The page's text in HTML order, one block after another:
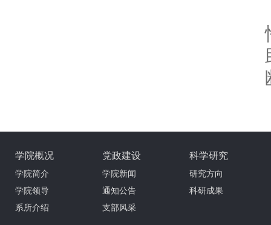
学院概况
学院简介
学院领导
系所介绍
党政建设
学院新闻
通知公告
支部风采
科学研究
研究方向
科研成果